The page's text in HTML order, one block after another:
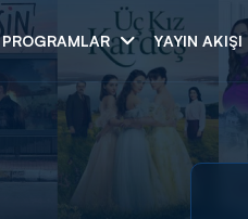
PROGRAMLAR YAYIN AKIŞI
Arama